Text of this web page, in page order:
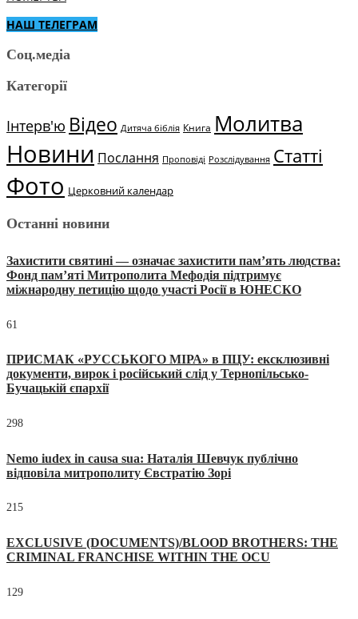
НАШ ТЕЛЕГРАМ
Соц.медіа
Категорії
Інтерв'ю Відео Дитяча біблія Книга Молитва
Новини Послання Проповіді Розслідування Статті
Фото Церковний календар
Останні новини
Захистити святині — означає захистити пам’ять людства:
Фонд пам’яті Митрополита Мефодія підтримує
міжнародну петицію щодо участі Росії в ЮНЕСКО
61
ПРИСМАК «РУССЬКОГО МІРА» в ПЦУ: ексклюзивні
документи, вирок і російський слід у Тернопільсько-
Бучацькій єпархії
298
Nemo iudex in causa sua: Наталія Шевчук публічно
відповіла митрополиту Євстратію Зорі
215
EXCLUSIVE (DOCUMENTS)/BLOOD BROTHERS: THE
CRIMINAL FRANCHISE WITHIN THE OCU
129